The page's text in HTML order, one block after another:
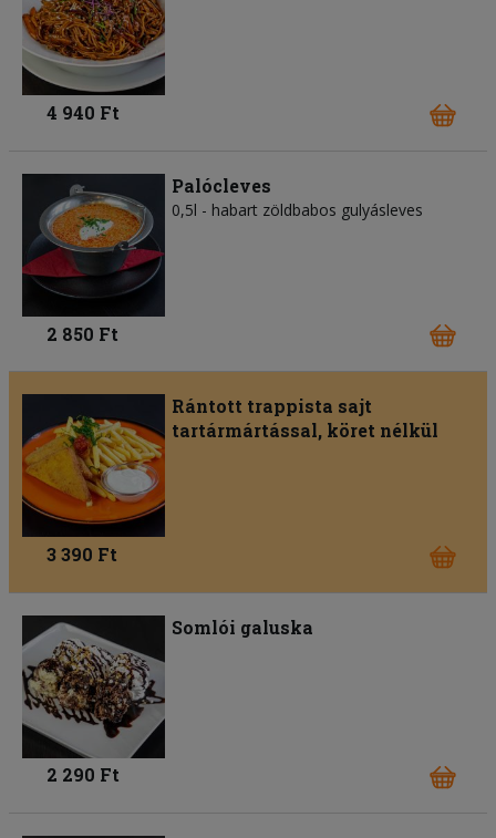
4 940 Ft
Palócleves
0,5l - habart zöldbabos gulyásleves
2 850 Ft
Rántott trappista sajt
tartármártással, köret nélkül
3 390 Ft
Somlói galuska
2 290 Ft